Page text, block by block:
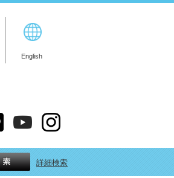
English
詳細検索